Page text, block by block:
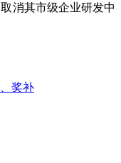
消其市级企业研发中
奖补